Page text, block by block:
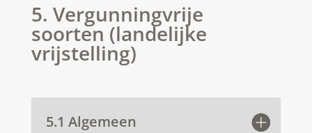
5. Vergunningvrije
soorten (landelijke
vrijstelling)
5.1 Algemeen